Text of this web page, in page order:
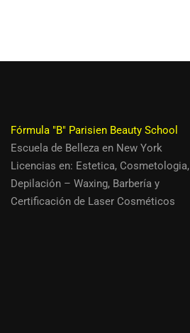
Fórmula "B" Parisien Beauty School
Escuela de Belleza en New York
Licencias en: Estetica, Cosmetologia,
Depilación – Waxing, Barbería y
Certificación de Laser Cosméticos